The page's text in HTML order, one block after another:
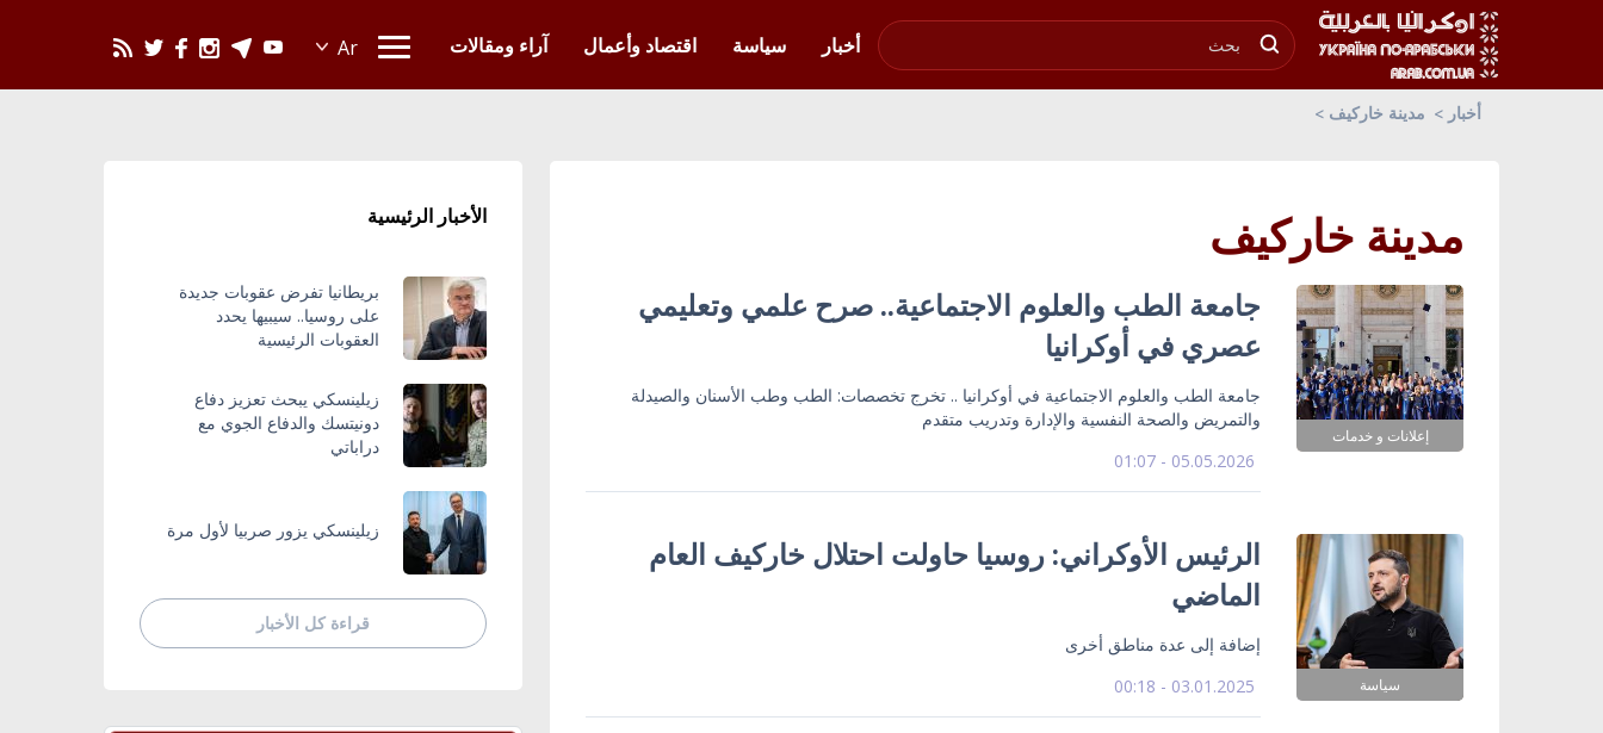
أخبار
سياسة اقتصاد وأعمال آراء ومقالات
أخبار مدينة خاركيف
مدينة خاركيف
إعلانات و خدمات
جامعة الطب والعلوم الاجتماعية.. صرح علمي وتعليمي
عصري في أوكرانيا
جامعة الطب والعلوم الاجتماعية في أوكرانيا .. تخرج تخصصات: الطب وطب الأسنان والصيدلة
والتمريض والصحة النفسية والإدارة وتدريب متقدم
05.05.2026 - 01:07
سياسة
الرئيس الأوكراني: روسيا حاولت احتلال خاركيف العام
الماضي
إضافة إلى عدة مناطق أخرى
03.01.2025 - 00:18
الأخبار الرئيسية
بريطانيا تفرض عقوبات جديدة
على روسيا.. سيبيها يحدد
العقوبات الرئيسية
زيلينسكي يبحث تعزيز دفاع
دونيتسك والدفاع الجوي مع
دراباتي
زيلينسكي يزور صربيا لأول مرة
قراءة كل الأخبار